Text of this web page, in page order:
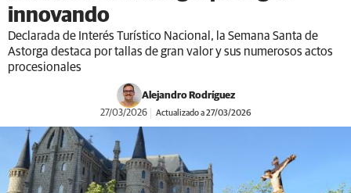
innovando
Declarada de Interés Turístico Nacional, la Semana Santa de
Astorga destaca por tallas de gran valor y sus numerosos actos
procesionales
Alejandro Rodríguez
27/03/2026 Actualizado a 27/03/2026